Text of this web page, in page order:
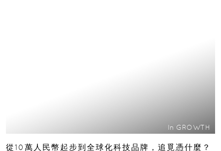
In GROWTH
從10萬人民幣起步到全球化科技品牌，追覓憑什麼？